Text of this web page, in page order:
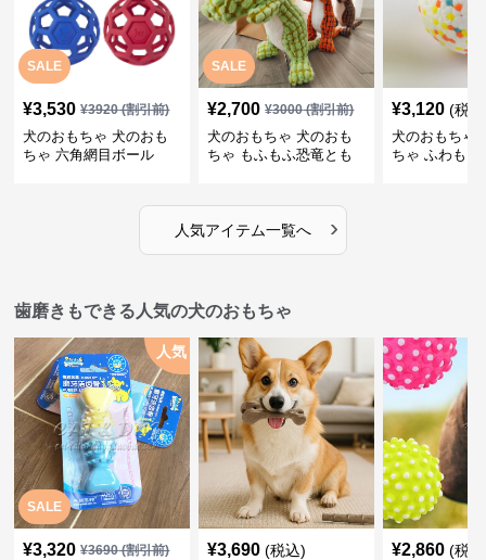
SALE
¥3,530 ¥3920(割引前)
犬のおもちゃ 犬のおも
ちゃ 六角網目ボール
SALE
¥2,700 ¥3000(割引前)
犬のおもちゃ 犬のおも
ちゃ もふもふ恐竜とも
¥3,120 (税
犬のおもちゃ
ちゃ ふわもこ
人気アイテム一覧へ ›
歯磨きもできる人気の犬のおもちゃ
SALE
人気
¥3,320 ¥3690(割引前) ¥3,690 (税込) ¥2,860 (税